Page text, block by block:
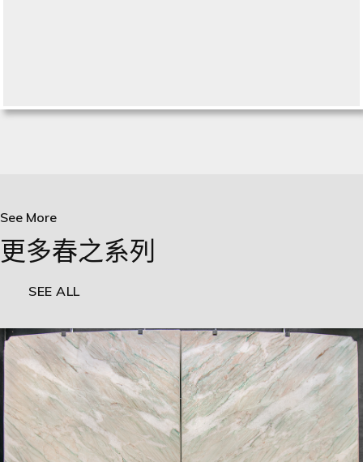
See More
更多春之系列
SEE ALL